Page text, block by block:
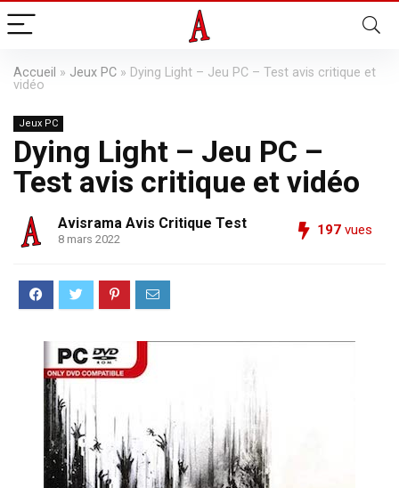
Accueil » Jeux PC » Dying Light – Jeu PC – Test avis critique et
vidéo
Jeux PC
Dying Light – Jeu PC –
Test avis critique et vidéo
Avisrama Avis Critique Test
8 mars 2022
197 vues